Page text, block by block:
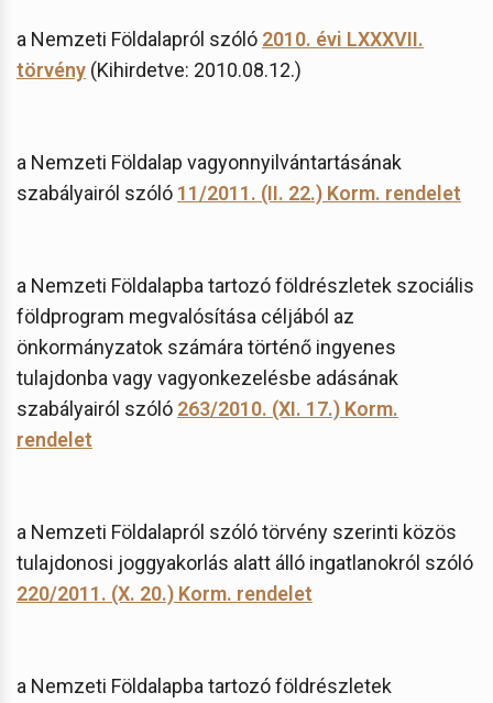
a Nemzeti Földalapról szóló 2010. évi LXXXVII.
törvény (Kihirdetve: 2010.08.12.)
a Nemzeti Földalap vagyonnyilvántartásának
szabályairól szóló 11/2011. (II. 22.) Korm. rendelet
a Nemzeti Földalapba tartozó földrészletek szociális
földprogram megvalósítása céljából az
önkormányzatok számára történő ingyenes
tulajdonba vagy vagyonkezelésbe adásának
szabályairól szóló 263/2010. (XI. 17.) Korm.
rendelet
a Nemzeti Földalapról szóló törvény szerinti közös
tulajdonosi joggyakorlás alatt álló ingatlanokról szóló
220/2011. (X. 20.) Korm. rendelet
a Nemzeti Földalapba tartozó földrészletek